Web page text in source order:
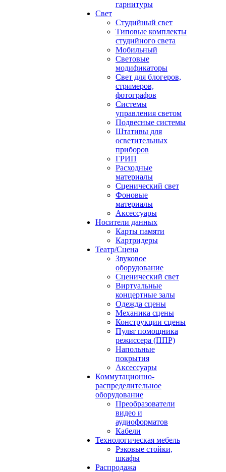
гарнитуры
Свет
Студийный свет
Типовые комплекты
студийного света
Мобильный
Световые
модификаторы
Свет для блогеров,
стримеров,
фотографов
Системы
управления светом
Подвесные системы
Штативы для
осветительных
приборов
ГРИП
Расходные
материалы
Сценический свет
Фоновые
материалы
Аксессуары
Носители данных
Карты памяти
Картридеры
Театр/Сцена
Звуковое
оборудование
Сценический свет
Виртуальные
концертные залы
Одежда сцены
Механика сцены
Конструкции сцены
Пульт помощника
режиссера (ППР)
Напольные
покрытия
Аксессуары
Коммутационно-
распределительное
оборудование
Преобразователи
видео и
аудиоформатов
Кабели
Технологическая мебель
Рэковые стойки,
шкафы
Распродажа